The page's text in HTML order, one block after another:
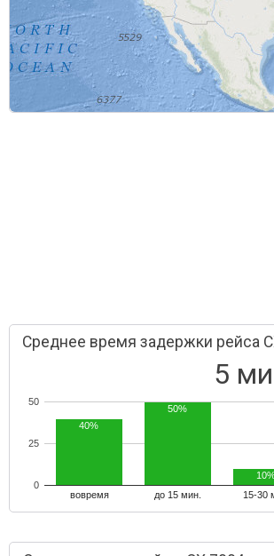
Среднее время задержки рейса
5
вовремя до 15 мин. 15-30
0
25
50
40%
50%